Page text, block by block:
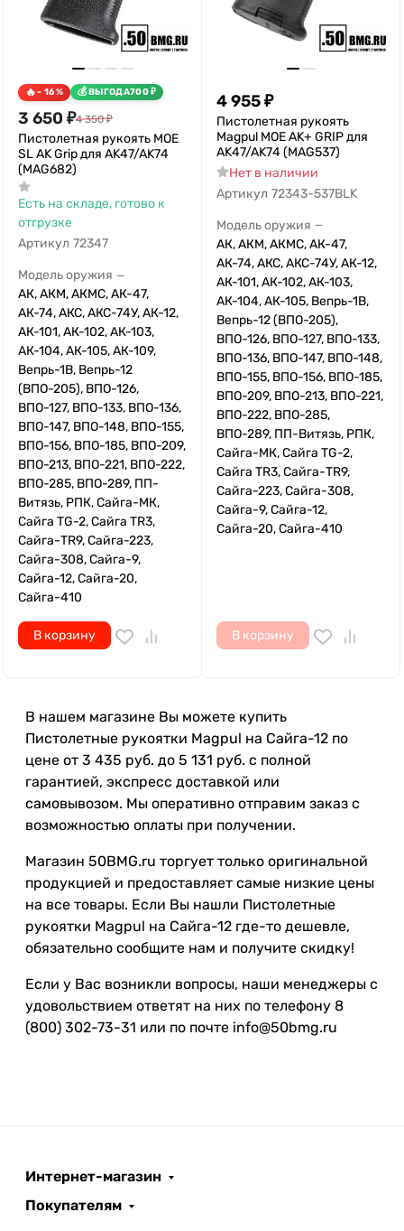
- 16% ВЫГОДА700₽
3 650 ₽4 350 ₽
Пистолетная рукоять MOE
SL AK Grip для AK47/AK74
(MAG682)
Есть на складе, готово к
отгрузке
Артикул 72347
Модель оружия —
АК, АКМ, АКМС, АК-47,
АК-74, АКС, АКС-74У, АК-12,
АК-101, АК-102, АК-103,
АК-104, АК-105, АК-109,
Вепрь-1В, Вепрь-12
(ВПО-205), ВПО-126,
ВПО-127, ВПО-133, ВПО-136,
ВПО-147, ВПО-148, ВПО-155,
ВПО-156, ВПО-185, ВПО-209,
ВПО-213, ВПО-221, ВПО-222,
ВПО-285, ВПО-289, ПП-
Витязь, РПК, Сайга-МК,
Сайга TG-2, Сайга TR3,
Сайга-TR9, Сайга-223,
Сайга-308, Сайга-9,
Сайга-12, Сайга-20,
Сайга-410
В корзину
4 955₽
Пистолетная рукоять
Magpul MOE AK+ GRIP для
AK47/AK74 (MAG537)
Нет в наличии
Артикул 72343-537BLK
Модель оружия —
АК, АКМ, АКМС, АК-47,
АК-74, АКС, АКС-74У, АК-12,
АК-101, АК-102, АК-103,
АК-104, АК-105, Вепрь-1В,
Вепрь-12 (ВПО-205),
ВПО-126, ВПО-127, ВПО-133,
ВПО-136, ВПО-147, ВПО-148,
ВПО-155, ВПО-156, ВПО-185,
ВПО-209, ВПО-213, ВПО-221,
ВПО-222, ВПО-285,
ВПО-289, ПП-Витязь, РПК,
Сайга-МК, Сайга TG-2,
Сайга TR3, Сайга-TR9,
Сайга-223, Сайга-308,
Сайга-9, Сайга-12,
Сайга-20, Сайга-410
В корзину
В нашем магазине Вы можете купить
Пистолетные рукоятки Magpul на Сайга-12 по
цене от 3 435 руб. до 5 131 руб. с полной
гарантией, экспресс доставкой или
самовывозом. Мы оперативно отправим заказ с
возможностью оплаты при получении.
Магазин 50BMG.ru торгует только оригинальной
продукцией и предоставляет самые низкие цены
на все товары. Если Вы нашли Пистолетные
рукоятки Magpul на Сайга-12 где-то дешевле,
обязательно сообщите нам и получите скидку!
Если у Вас возникли вопросы, наши менеджеры с
удовольствием ответят на них по телефону 8
(800) 302-73-31 или по почте info@50bmg.ru
Интернет-магазин
Покупателям